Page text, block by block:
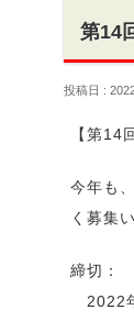
第14
投稿日 :
【第14
今年も
く募集
締切：
2022